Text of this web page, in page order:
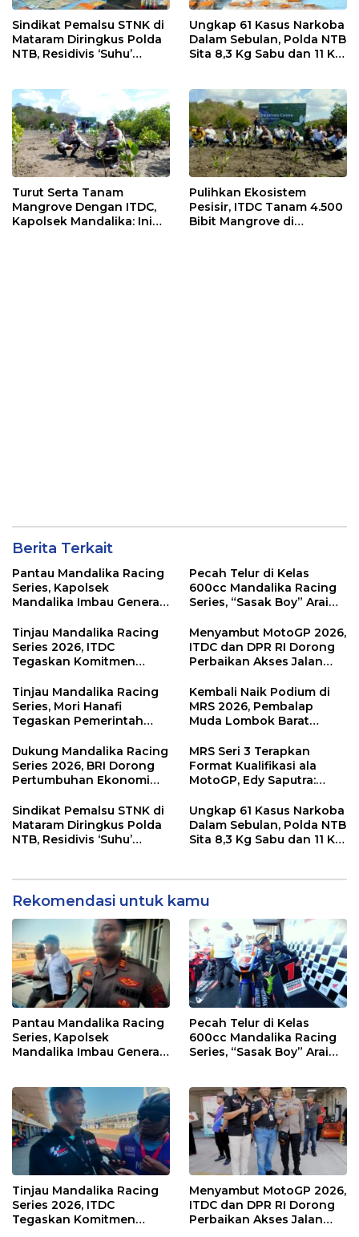
Sindikat Pemalsu STNK di
Mataram Diringkus Polda
NTB, Residivis ‘Suhu’
Ungkap 61 Kasus Narkoba
Dalam Sebulan, Polda NTB
Sita 8,3 Kg Sabu dan 11 Kg
Turut Serta Tanam
Mangrove Dengan ITDC,
Kapolsek Mandalika: Ini
Pulihkan Ekosistem
Pesisir, ITDC Tanam 4.500
Bibit Mangrove di
Berita Terkait
Pantau Mandalika Racing
Series, Kapolsek
Mandalika Imbau Generasi
Sirkuit, Bukan Jalan Raya
Pecah Telur di Kelas
600cc Mandalika Racing
Series, “Sasak Boy” Arai
Kemenangan
Tinjau Mandalika Racing
Series 2026, ITDC
Tegaskan Komitmen
Dampak Ekonomi
Kawasan
Menyambut MotoGP 2026,
ITDC dan DPR RI Dorong
Perbaikan Akses Jalan
di KEK Mandalika
Tinjau Mandalika Racing
Series, Mori Hanafi
Tegaskan Pemerintah
NTB
Kembali Naik Podium di
MRS 2026, Pembalap
Muda Lombok Barat
Menuju Tingkat Asia
Dukung Mandalika Racing
Series 2026, BRI Dorong
Pertumbuhan Ekonomi
MRS Seri 3 Terapkan
Format Kualifikasi ala
MotoGP, Edy Saputra:
dan Efektif
Sindikat Pemalsu STNK di
Mataram Diringkus Polda
NTB, Residivis ‘Suhu’
Ungkap 61 Kasus Narkoba
Dalam Sebulan, Polda NTB
Sita 8,3 Kg Sabu dan 11 Kg
Rekomendasi untuk kamu
Pantau Mandalika Racing
Series, Kapolsek
Mandalika Imbau Generasi
Pecah Telur di Kelas
600cc Mandalika Racing
Series, “Sasak Boy” Arai
Tinjau Mandalika Racing
Series 2026, ITDC
Tegaskan Komitmen
Menyambut MotoGP 2026,
ITDC dan DPR RI Dorong
Perbaikan Akses Jalan